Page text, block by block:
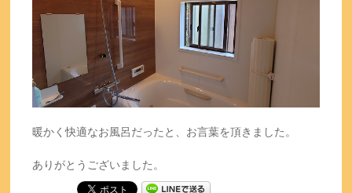
暖かく快適なお風呂だったと、お言葉を頂きました。
ありがとうございました。